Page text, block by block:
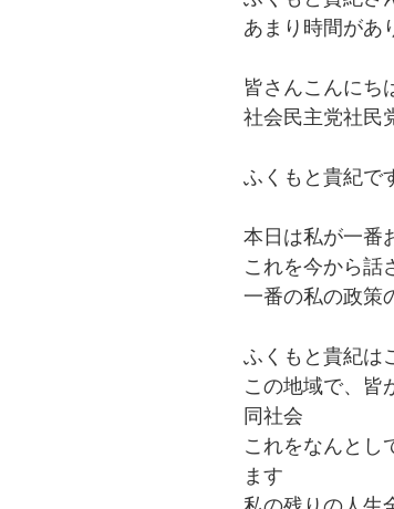
あまり時間があ
皆さんこんにち
社会民主党社民
ふくもと貴紀で
本日は私が一番
これを今から話
一番の私の政策
ふくもと貴紀は
この地域で、皆
同社会
これをなんとし
ます